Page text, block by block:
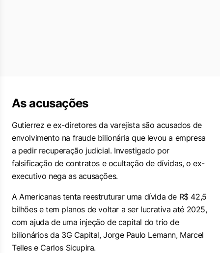
As acusações
Gutierrez e ex-diretores da varejista são acusados de
envolvimento na fraude bilionária que levou a empresa
a pedir recuperação judicial. Investigado por
falsificação de contratos e ocultação de dívidas, o ex-
executivo nega as acusações.
A Americanas tenta reestruturar uma dívida de R$ 42,5
bilhões e tem planos de voltar a ser lucrativa até 2025,
com ajuda de uma injeção de capital do trio de
bilionários da 3G Capital, Jorge Paulo Lemann, Marcel
Telles e Carlos Sicupira.